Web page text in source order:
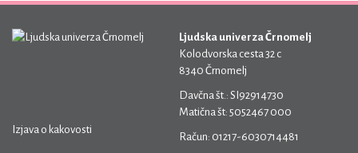
Izjava o kakovosti
Ljudska univerza Črnomelj
Kolodvorska cesta 32 c
8340 Črnomelj
Davčna št.: SI92914730
Matična št: 5052467 000
Račun: 01217-6030714481